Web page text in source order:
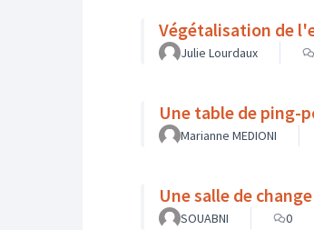
Végétalisation de
Julie Lourdaux
Une table de ping-
Marianne MEDIONI
Une salle de
SOUABNI 0